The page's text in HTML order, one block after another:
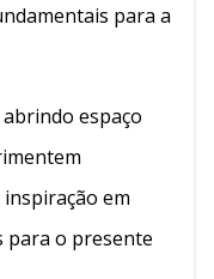
para a
espaço
em
para o presente